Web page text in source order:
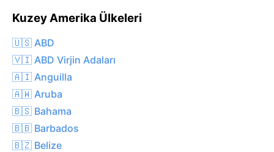
Kuzey Amerika Ülkeleri
🇺🇸 ABD
🇻🇮 ABD Virjin Adaları
🇦🇮 Anguilla
🇦🇼 Aruba
🇧🇸 Bahama
🇧🇧 Barbados
🇧🇿 Belize